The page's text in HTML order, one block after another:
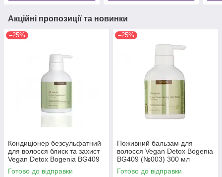
Акційні пропозиції та новинки
–25%
Кондиціонер безсульфатний
для волосся блиск та захист
Vegan Detox Bogenia BG409
(№002) 300 мл
Готово до відправки
–25%
Поживний бальзам для
волосся Vegan Detox Bogenia
BG409 (№003) 300 мл
Готово до відправки